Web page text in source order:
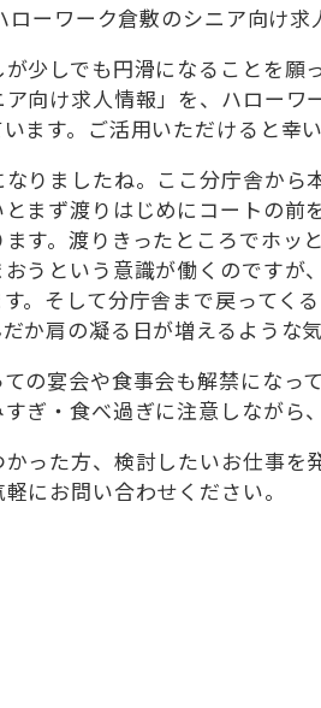
ーワーク倉敷のシニア向け求
少しでも円滑になることを願
向け求人情報」を、ハロー
ます。ご活用いただけると幸い
りましたね。ここ分庁舎から
まず渡りはじめにコートの前
す。渡りきったところでホッ
うという意識が働くのですが
。そして分庁舎まで戻ってく
か肩の凝る日が増えるような
の宴会や食事会も解禁になっ
すぎ・食べ過ぎに注意しながら
った方、検討したいお仕事
にお問い合わせください。